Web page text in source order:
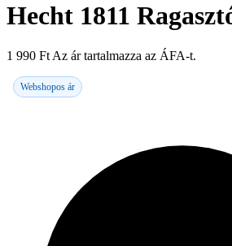
Hecht 1811
1 990 Ft Az ár tartalmazza az ÁFA-t.
Webshopos ár